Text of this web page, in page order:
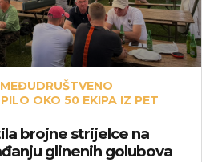
OKO 50 EKIPA IZ PET
brojne strijelce na
glinenih golubova